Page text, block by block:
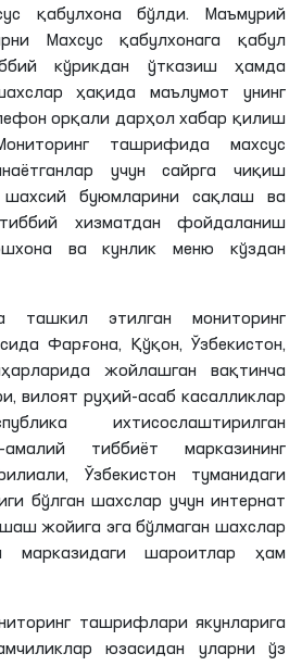
қабулхона бўлди. Маъмурий
Махсус қабулхонага қабул
кўрикдан ўтказиш ҳамда
ҳақида маълумот унинг
орқали дарҳол хабар қилиш
ташрифида махсус
учун сайрга чиқиш
шахсий буюмларини сақлаш ва
хизматдан фойдаланиш
ва кунлик меню кўздан
ташкил этилган мониторинг
Фарғона, Қўқон, Ўзбекистон,
жойлашган вақтинча
вилоят руҳий-асаб касалликлар
ихтисослаштирилган
амалий тиббиёт марказининг
Ўзбекистон туманидаги
бўлган шахслар учун интернат
жойига эга бўлмаган шахслар
марказидаги шароитлар ҳам
ташрифлари якунларига
юзасидан уларни ўз